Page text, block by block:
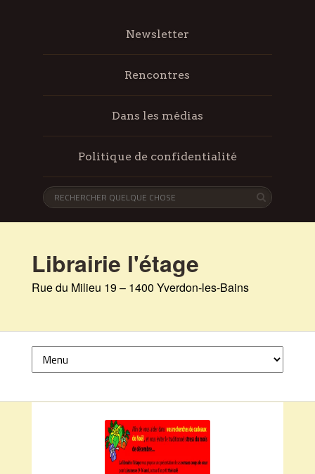
Newsletter
Rencontres
Dans les médias
Politique de confidentialité
Librairie l'étage
Rue du Milieu 19 – 1400 Yverdon-les-Bains